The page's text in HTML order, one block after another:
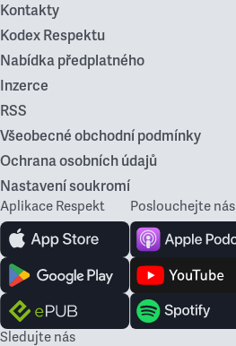
Kontakty
Kodex Respektu
Nabídka předplatného
Inzerce
RSS
Všeobecné obchodní podmínky
Ochrana osobních údajů
Nastavení soukromí
Aplikace Respekt Poslouchejte nás
Sledujte nás